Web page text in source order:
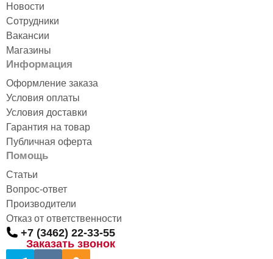
Новости
Сотрудники
Вакансии
Магазины
Информация
Оформление заказа
Условия оплаты
Условия доставки
Гарантия на товар
Публичная оферта
Помощь
Статьи
Вопрос-ответ
Производители
Отказ от ответственности
+7 (3462) 22-33-55
Заказать звонок